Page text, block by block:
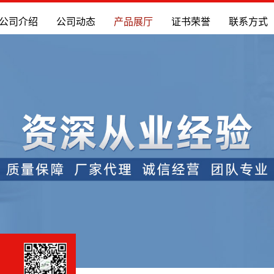
司介绍 公司动态 产品展厅 证书荣誉 联系方式